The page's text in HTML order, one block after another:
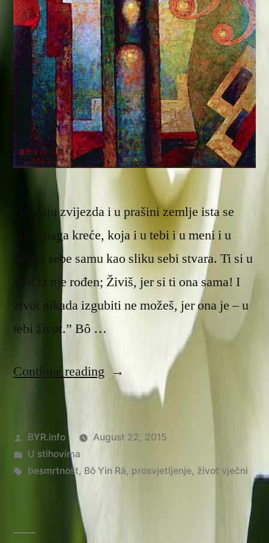
“U sjaju zvijezda i u prašini zemlje ista se
živa snaga kreće, koja i u tebi i u meni i u
svima sebe samu kao sliku sebi stvara. Ti si u
sebi iz nje rođen; Živiš, jer si ti ona sama! I
život nikada izgubiti ne možeš, jer ona je – u
tebi život.” Bô …
Continue reading “Besmrtnost”
Posted
by
BYR.info
August 22, 2015
Posted
in
U stihovima
Tags:
besmrtnost, Bô Yin Râ, prosvjetljenje, život vječni